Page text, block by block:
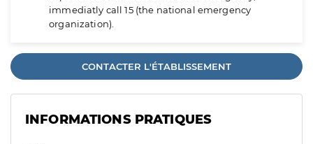
immediatly call 15 (the national emergency
organization).
CONTACTER L'ÉTABLISSEMENT
INFORMATIONS PRATIQUES